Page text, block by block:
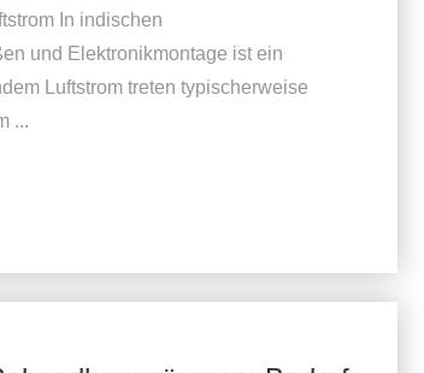
In indischen
und Elektronikmontage ist ein
Luftstrom treten typischerweise
...